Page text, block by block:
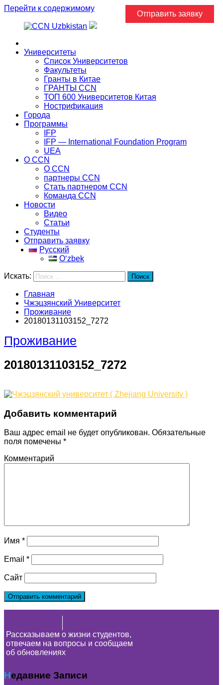
Перейти к содержимому
Университеты
Список Университетов
Факультеты
Гранты в Китае
ГРАНТЫ ССN
ТОП 600 Университетов Китая
Нострификация
Города
Программы
IFP
IFP — International Foundation Program
UEA
О CCN
О CCN
партнеры ССN
Стать партнером CCN
Команда ССN
Новости
Видео
Статьи
Студенты
Отправить заявку
Русский
Oʻzbek
Искать: Поиск
Главная
Чжэцзянский Университет
Проживание
20180131103152_7272
Проживание
20180131103152_7272
Отправить заявку
Добавить комментарий
Ваш адрес email не будет опубликован. Обязательные
поля помечены *
Комментарий
Имя *
Email *
Сайт
Рассказываем о жизни студентов,
отвечаем на вопросы и сообщаем
об обновлениях
Недавние Записи